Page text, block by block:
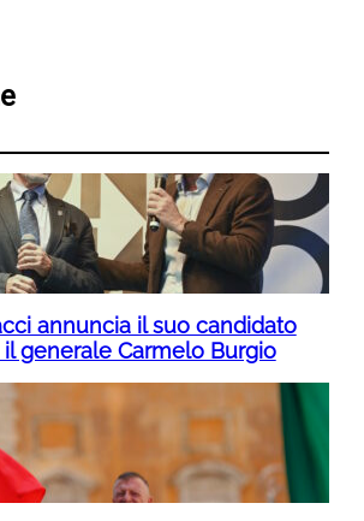
annuncia il suo candidato
generale Carmelo Burgio